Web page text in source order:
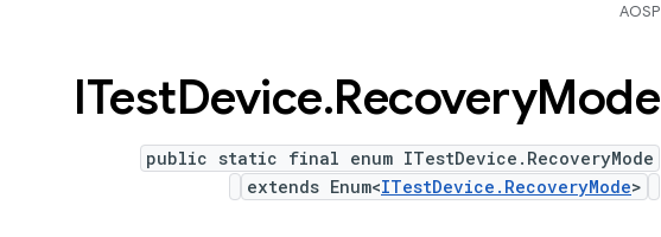
AOSP
ITestDevice.RecoveryMode
public static final enum ITestDevice.RecoveryMode
extends Enum<ITestDevice.RecoveryMode>